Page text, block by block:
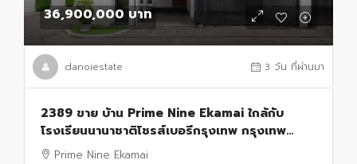
36,900,000 บาท
danoiestate 3 วัน ที่ผ่านมา
2389 ขาย บ้าน Prime Nine Ekamai ใกล้กับ
โรงเรียนนานาชาติโชรส์เบอรีกรุงเทพ กรุงเทพ
36900000 บาท
Prime Nine Ekamai